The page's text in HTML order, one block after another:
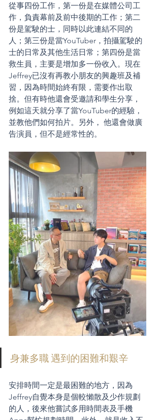
從事四份工作，第一份是在媒體公司工
作，負責幕前及前中後期的工作；第二
份是駕駛的士，同時以此連結不同的
人；第三份是當YouTuber，拍攝駕駛的
士的日常及其他生活日常；第四份是當
救生員，主要是增加多一份收入。現在
Jeffrey已沒有再教小朋友的興趣班及補
習，因為時間始終有限，需要作出取
捨。但有時他還會受邀請和學生分享，
例如這天就分享了當YouTuber的經驗，
並教他們如何拍片。另外， 他還會做廣
告演員，但不是經常性的。
身兼多職 遇到的困難和艱辛
安排時間一定是最困難的地方，因為
Jeffrey自覺本身是個較懶散及少作規劃
的人，後來他嘗試多用時間表及手機